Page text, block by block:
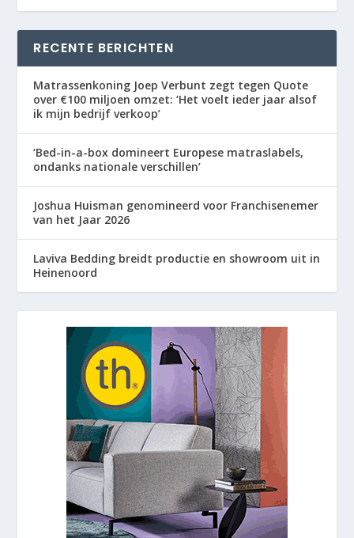
RECENTE BERICHTEN
Matrassenkoning Joep Verbunt zegt tegen Quote
over €100 miljoen omzet: ‘Het voelt ieder jaar alsof
ik mijn bedrijf verkoop’
‘Bed-in-a-box domineert Europese matraslabels,
ondanks nationale verschillen’
Joshua Huisman genomineerd voor Franchisenemer
van het Jaar 2026
Laviva Bedding breidt productie en showroom uit in
Heinenoord